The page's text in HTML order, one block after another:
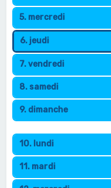
5. mercredi
6. jeudi
7. vendredi
8. samedi
9. dimanche
10. lundi
11. mardi